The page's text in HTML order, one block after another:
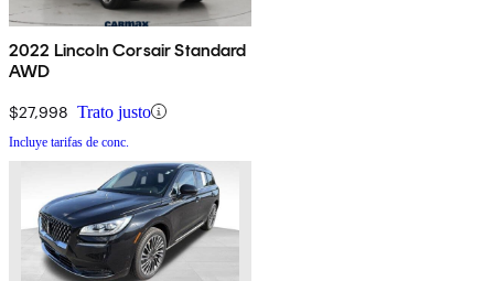
2022 Lincoln Corsair Standard
AWD
$27,998 Trato justo
Incluye tarifas de conc.